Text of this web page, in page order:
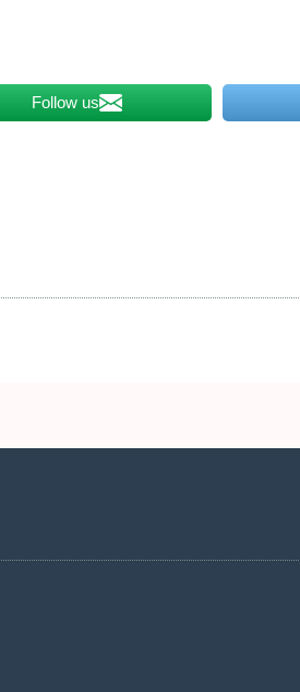
Follow us